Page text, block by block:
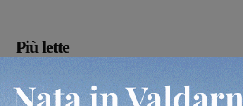
Più lette
Figline Incisa Valdarno 1 Agosto 2026